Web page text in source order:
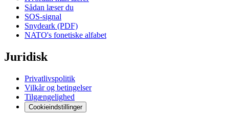
Sådan læser du
SOS-signal
Snydeark (PDF)
NATO's fonetiske alfabet
Juridisk
Privatlivspolitik
Vilkår og betingelser
Tilgængelighed
Cookieindstillinger